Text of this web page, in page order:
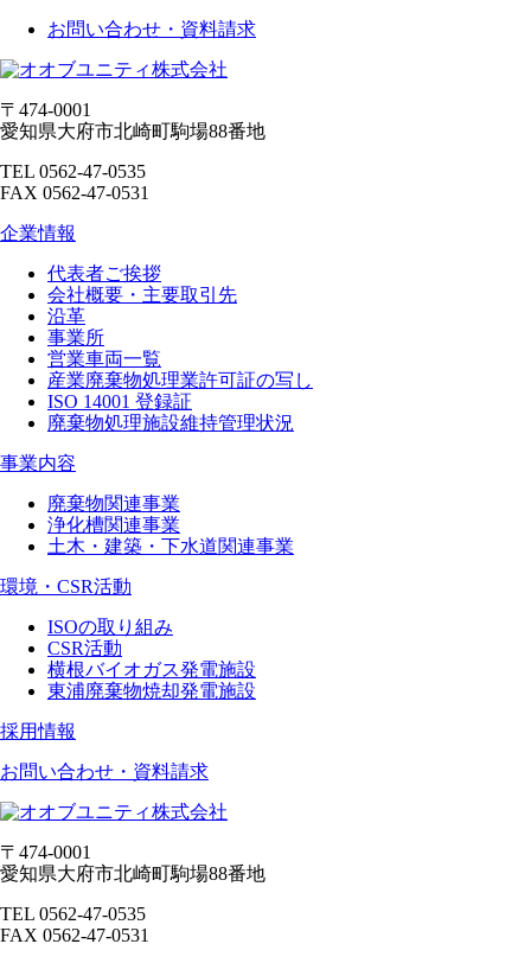
お問い合わせ・資料請求
〒474-0001
愛知県大府市北崎町駒場88番地
TEL 0562-47-0535
FAX 0562-47-0531
企業情報
代表者ご挨拶
会社概要・主要取引先
沿革
事業所
営業車両一覧
産業廃棄物処理業許可証の写し
ISO 14001 登録証
廃棄物処理施設維持管理状況
事業内容
廃棄物関連事業
浄化槽関連事業
土木・建築・下水道関連事業
環境・CSR活動
ISOの取り組み
CSR活動
横根バイオガス発電施設
東浦廃棄物焼却発電施設
採用情報
お問い合わせ・資料請求
〒474-0001
愛知県大府市北崎町駒場88番地
TEL 0562-47-0535
FAX 0562-47-0531